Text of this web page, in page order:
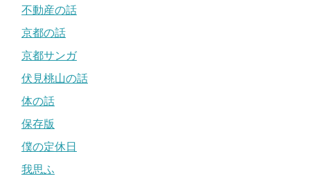
不動産の話
京都の話
京都サンガ
伏見桃山の話
体の話
保存版
僕の定休日
我思ふ